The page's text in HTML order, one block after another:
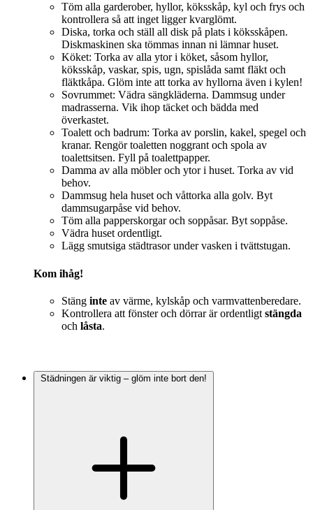
Töm alla garderober, hyllor, köksskåp, kyl och frys och
kontrollera så att inget ligger kvarglömt.
Diska, torka och ställ all disk på plats i köksskåpen.
Diskmaskinen ska tömmas innan ni lämnar huset.
Köket: Torka av alla ytor i köket, såsom hyllor,
köksskåp, vaskar, spis, ugn, spislåda samt fläkt och
fläktkåpa. Glöm inte att torka av hyllorna även i kylen!
Sovrummet: Vädra sängkläderna. Dammsug under
madrasserna. Vik ihop täcket och bädda med
överkastet.
Toalett och badrum: Torka av porslin, kakel, spegel och
kranar. Rengör toaletten noggrant och spola av
toalettsitsen. Fyll på toalettpapper.
Damma av alla möbler och ytor i huset. Torka av vid
behov.
Dammsug hela huset och våttorka alla golv. Byt
dammsugarpåse vid behov.
Töm alla papperskorgar och soppåsar. Byt soppåse.
Vädra huset ordentligt.
Lägg smutsiga städtrasor under vasken i tvättstugan.
Kom ihåg!
Stäng inte av värme, kylskåp och varmvattenberedare.
Kontrollera att fönster och dörrar är ordentligt stängda
och låsta.
Städningen är viktig – glöm inte bort den!